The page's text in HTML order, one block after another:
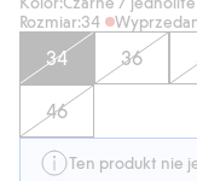
Rozmiar:34
34 36
46
Ten produkt nie